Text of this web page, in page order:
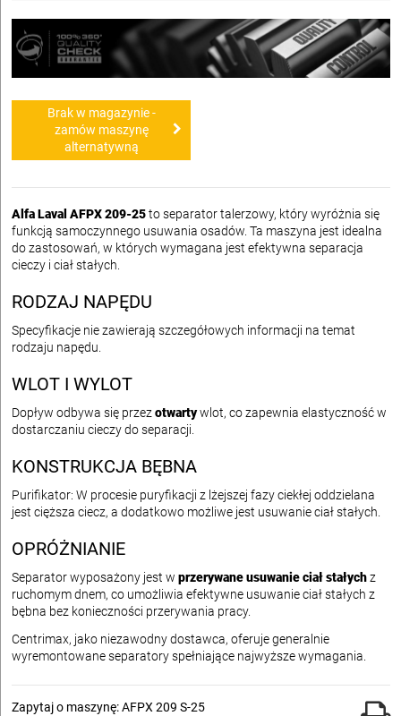
Brak w magazynie -
zamów maszynę
alternatywną
Alfa Laval AFPX 209-25to separator talerzowy, który wyróżnia się
funkcją samoczynnego usuwania osadów. Ta maszyna jest idealna
do zastosowań, w których wymagana jest efektywna separacja
cieczy i ciał stałych.
RODZAJ NAPĘDU
Specyfikacje nie zawierają szczegółowych informacji na temat
rodzaju napędu.
WLOT I WYLOT
Dopływ odbywa się przezotwartywlot, co zapewnia elastyczność w
dostarczaniu cieczy do separacji.
KONSTRUKCJA BĘBNA
Purifikator: W procesie puryfikacji z lżejszej fazy ciekłej oddzielana
jest cięższa ciecz, a dodatkowo możliwe jest usuwanie ciał stałych.
OPRÓŻNIANIE
Separator wyposażony jest w przerywane usuwanie ciał stałychz
ruchomym dnem, co umożliwia efektywne usuwanie ciał stałych z
bębna bez konieczności przerywania pracy.
Centrimax, jako niezawodny dostawca, oferuje generalnie
wyremontowane separatory spełniające najwyższe wymagania.
Zapytaj o maszynę: AFPX 209 S-25